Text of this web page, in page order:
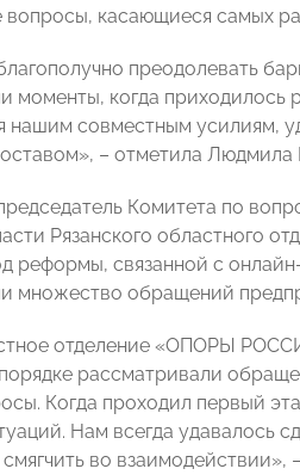
вопросы, касающиеся самых
преодолевать
моменты, когда приходилось
нашим совместным усилиям,
– отметила Людмила
Комитета по
Рязанского областного
реформы, связанной с
множество обращений
отделение «ОПОРЫ
рассматривали
Когда проходил первый
Нам всегда удавалось
во взаимодействии»,